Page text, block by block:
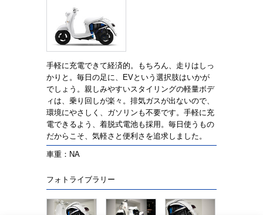
手軽に充電できて経済的。もちろん、走りはしっ
かりと。毎日の足に、EVという選択肢はいかが
でしょう。親しみやすいスタイリングの軽量ボデ
ィは、乗り回しが楽々。排気ガスが出ないので、
環境にやさしく、ガソリンも不要です。手軽に充
電できるよう、着脱式電池も採用。毎日使うもの
だからこそ、気軽さと便利さを追求しました。
車重：NA
フォトライブラリー